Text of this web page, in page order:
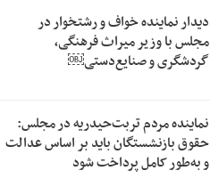
دیدار نماینده خواف و رشتخوار در
مجلس با وزیر میراث فرهنگی،
گردشگری و صنایع‌دستی￼
نماینده مردم تربت‌حیدریه در مجلس:
حقوق بازنشستگان باید بر اساس عدالت
و به‌طور کامل پرداخت شود